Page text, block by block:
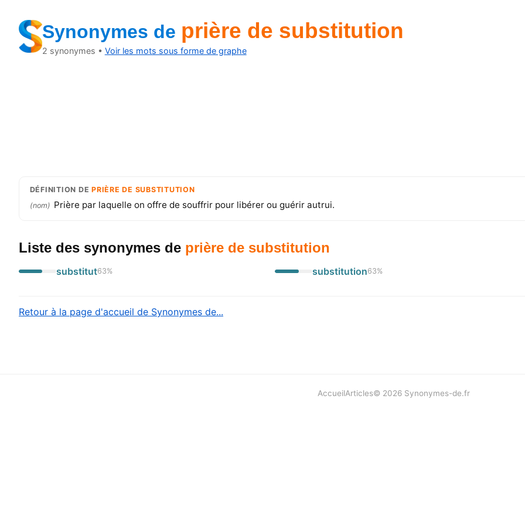
Synonymes de prière de substitution
2 synonymes • Voir les mots sous forme de graphe
DÉFINITION DEPRIÈRE DE SUBSTITUTION
(nom) Prière par laquelle on offre de souffrir pour libérer ou guérir autrui.
Liste des synonymes de prière de substitution
substitut63% substitution63%
Retour à la page d'accueil de Synonymes de...
AccueilArticles© 2026 Synonymes-de.fr